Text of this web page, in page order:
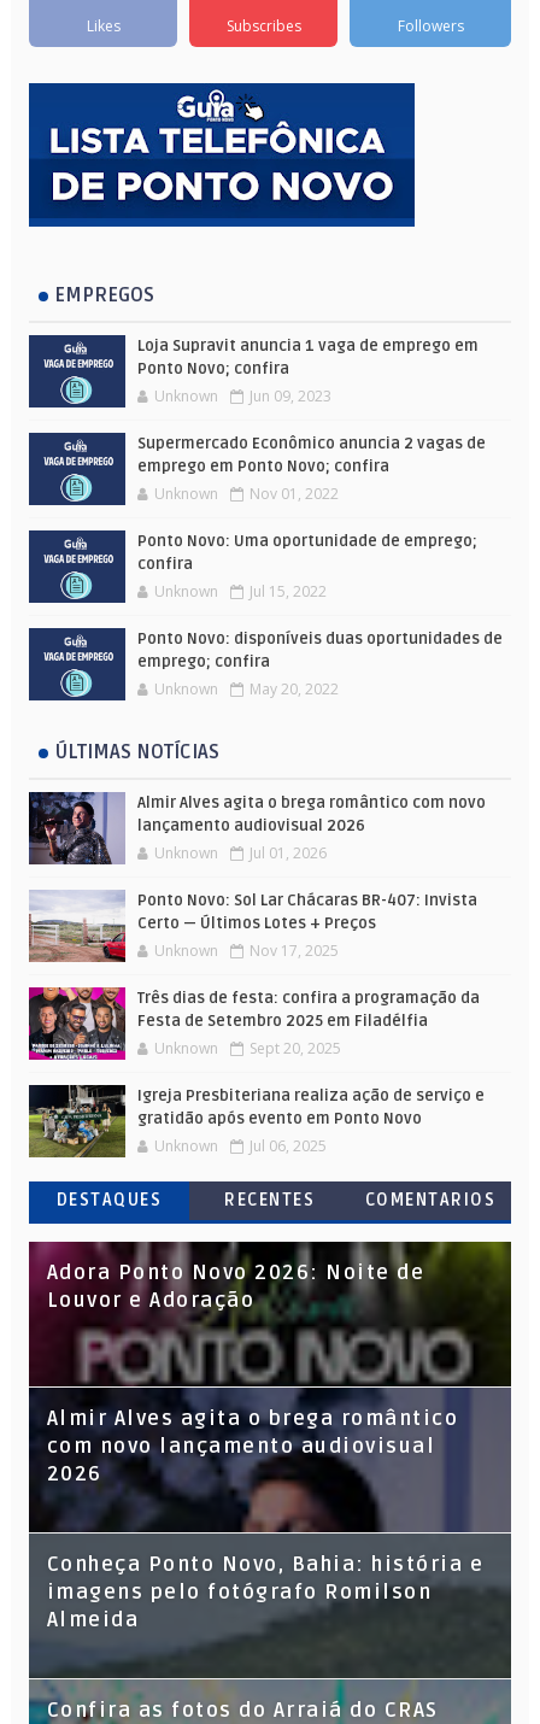
Likes Subscribes Followers
EMPREGOS
Loja Supravit anuncia 1 vaga de emprego em
Ponto Novo; confira
Unknown Jun 09, 2023
Supermercado Econômico anuncia 2 vagas de
emprego em Ponto Novo; confira
Unknown Nov 01, 2022
Ponto Novo: Uma oportunidade de emprego;
confira
Unknown Jul 15, 2022
Ponto Novo: disponíveis duas oportunidades de
emprego; confira
Unknown May 20, 2022
ÚLTIMAS NOTÍCIAS
Almir Alves agita o brega romântico com novo
lançamento audiovisual 2026
Unknown Jul 01, 2026
Ponto Novo: Sol Lar Chácaras BR-407: Invista
Certo — Últimos Lotes + Preços
Unknown Nov 17, 2025
Três dias de festa: confira a programação da
Festa de Setembro 2025 em Filadélfia
Unknown Sept 20, 2025
Igreja Presbiteriana realiza ação de serviço e
gratidão após evento em Ponto Novo
Unknown Jul 06, 2025
DESTAQUES RECENTES COMENTARIOS
Adora Ponto Novo 2026: Noite de
Louvor e Adoração
Almir Alves agita o brega romântico
com novo lançamento audiovisual
2026
Conheça Ponto Novo, Bahia: história e
imagens pelo fotógrafo Romilson
Almeida
Confira as fotos do Arraiá do CRAS